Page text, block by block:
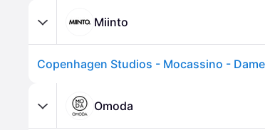
Miinto
Omoda